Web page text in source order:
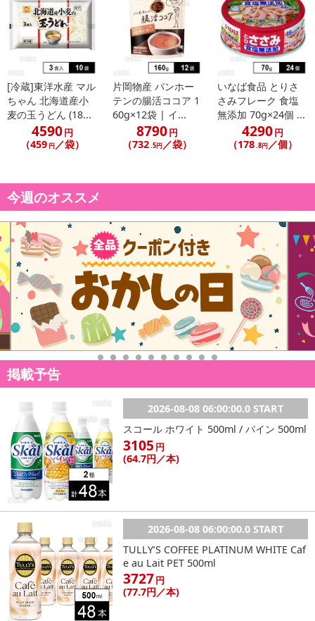
必ずご確認ください。
【キャンセルについて】
※お申込み後のキャンセルはお受けできません。
記載されている内容を必ずご確認いただき、お届けする商品セット
にご納得いただきましたうえでお申し込みください。
※パッケージ変更や商品リニューアル(成分など含む)等により、参考
の掲載画像や画像内のバーコードなど、お届け商品と多少異なる場
合がございます。
合がございます。
あらかじめご了承いただいた上でお申込みください。なお、本理由
によるお申込み後のキャンセル・返品交換は対応いたしかねます。
【お支払いについて】
※お支払い方法は、電話料金合算払い、クレジットカード、dポイン
トの利用となります。
【発送・お届け・商品について】
※お申込み頂きました商品の同梱、お届けの日時指定はいたしかね
ます。
※会員様のご都合でお受取りいただけない場合、商品の再発送や返
金はいたしかねます。
また、お届け日時のご指定は、お受けできません。宅配業者からの
不在票にてご対応ください。
※発送予定日は前後する場合がございます。また商品によって発送
日が異なります。
※dショッピングサンプル百貨店よりお届けする商品は、ご利用いた
だいた後のご感想をいただくことを目的としており、転売等は固く
禁じます。
転売等、目的以外での利用が確認された場合は、サービス利用を停
止させていただきます。
発送日カレンダー
[冷蔵]東洋水産 マル
ちゃん 北海道産小
麦の玉うどん (18...
4590円
（459 円／袋）
片岡物産 バンホー
テンの腸活ココア 1
60g×12袋 | イ...
8790円
（732.5円／袋）
いなば食品 とりさ
さみフレーク 食塩
無添加 70g×24個 ...
4290円
（178.8円／個）
今週のオススメ
掲載予告
2026-08-08 06:00:00.0 START
スコール ホワイト 500ml / パイン 500ml
3105 円
(64.7円 ／本)
2026-08-08 06:00:00.0 START
TULLY’S COFFEE PLATINUM WHITE Caf
e au Lait PET 500ml
3727円
(77.7円 ／本)